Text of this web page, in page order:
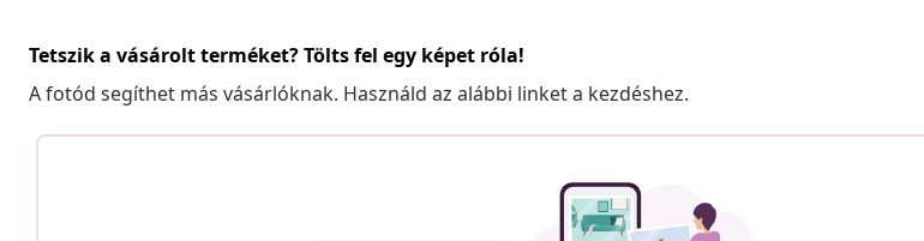
Tetszik a vásárolt terméket? Tölts fel egy képet róla!
A fotód segíthet más vásárlóknak. Használd az alábbi linket a kezdéshez.